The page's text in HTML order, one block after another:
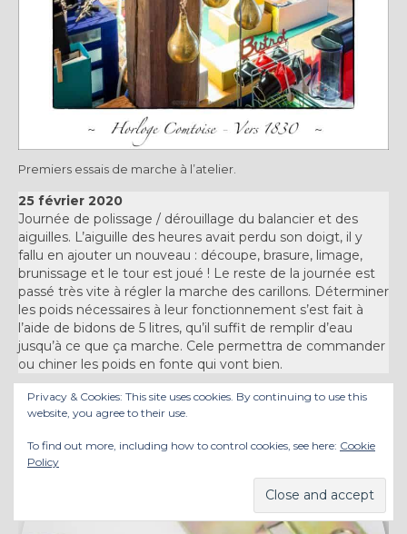
Premiers essais de marche à l’atelier.
25 février 2020
Journée de polissage / dérouillage du balancier et des
aiguilles. L’aiguille des heures avait perdu son doigt, il y
fallu en ajouter un nouveau : découpe, brasure, limage,
brunissage et le tour est joué ! Le reste de la journée est
passé très vite à régler la marche des carillons. Déterminer
les poids nécessaires à leur fonctionnement s’est fait à
l’aide de bidons de 5 litres, qu’il suffit de remplir d’eau
jusqu’à ce que ça marche. Cele permettra de commander
ou chiner les poids en fonte qui vont bien.
Privacy & Cookies: This site uses cookies. By continuing to use this
website, you agree to their use.
To find out more, including how to control cookies, see here: Cookie
Policy